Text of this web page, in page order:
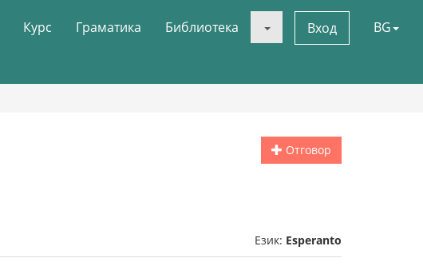
Курс Граматика Библиотека Вход BG
Отговор
Език: Esperanto